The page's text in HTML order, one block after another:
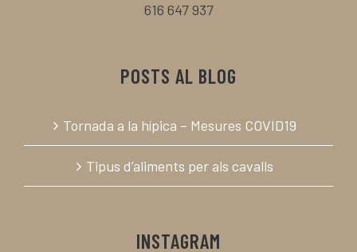
616 647 937
POSTS AL BLOG
Tornada a la hípica – Mesures COVID19
Tipus d’aliments per als cavalls
INSTAGRAM